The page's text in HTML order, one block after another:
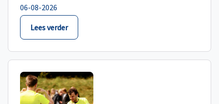
06-08-2026
Lees verder